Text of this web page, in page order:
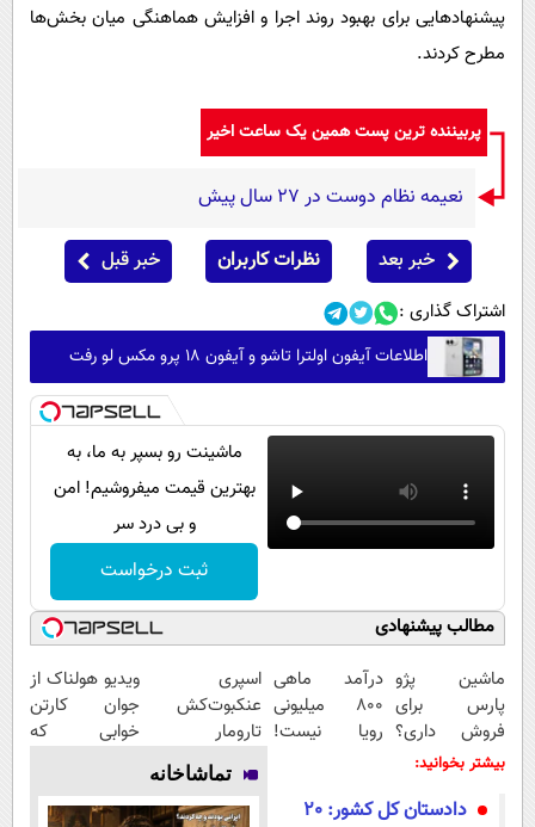
پیشنهاد‌هایی برای بهبود روند اجرا و افزایش هماهنگی میان بخش‌ها
مطرح کردند.
پربیننده ترین پست همین یک ساعت اخیر
نعیمه نظام دوست در 27 سال پیش
خبر بعد نظرات کاربران خبر قبل
اشتراک گذاری :
اطلاعات آیفون اولترا تاشو و آیفون ۱۸ پرو مکس لو رفت
ماشینت رو بسپر به ما، به
بهترین قیمت میفروشیم! امن
و بی درد سر
ثبت درخواست
مطالب پیشنهادی
ماشین پژو
پارس برای
فروش داری؟
اینجا سریع
درآمد ماهی
800 میلیونی
رویا نیست!
اسپری
عنکبوت‌‌کش
تارومار
ازبین‌برنده انواع
عنکبوت
ویدیو هولناک از
جوان کارتن
خوابی که
بیشتر بخوانید:
دادستان کل کشور: 20
تماشاخانه